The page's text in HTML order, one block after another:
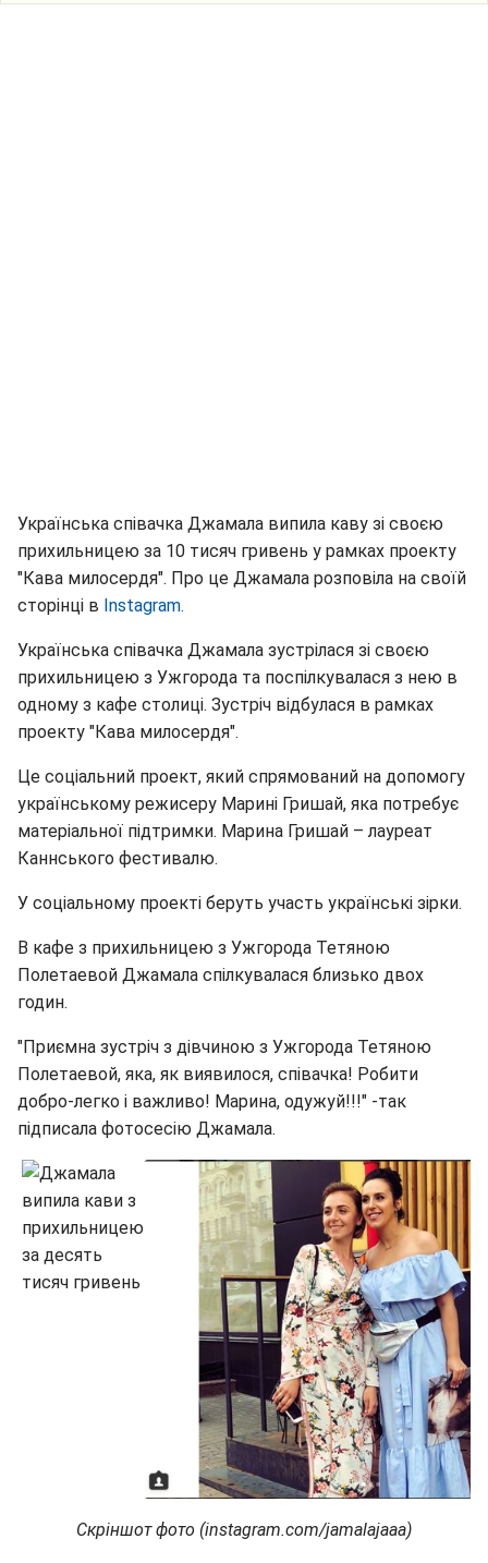
Українська співачка Джамала випила каву зі своєю
прихильницею за 10 тисяч гривень у рамках проекту
"Кава милосердя". Про це Джамала розповіла на своїй
сторінці в Instagram.
Українська співачка Джамала зустрілася зі своєю
прихильницею з Ужгорода та поспілкувалася з нею в
одному з кафе столиці. Зустріч відбулася в рамках
проекту "Кава милосердя".
Це соціальний проект, який спрямований на допомогу
українському режисеру Марині Гришай, яка потребує
матеріальної підтримки. Марина Гришай – лауреат
Каннського фестивалю.
У соціальному проекті беруть участь українські зірки.
В кафе з прихильницею з Ужгорода Тетяною
Полетаевой Джамала спілкувалася близько двох
годин.
"Приємна зустріч з дівчиною з Ужгорода Тетяною
Полетаевой, яка, як виявилося, співачка! Робити
добро-легко і важливо! Марина, одужуй!!!" -так
підписала фотосесію Джамала.
Скріншот фото (instagram.com/jamalajaaa)